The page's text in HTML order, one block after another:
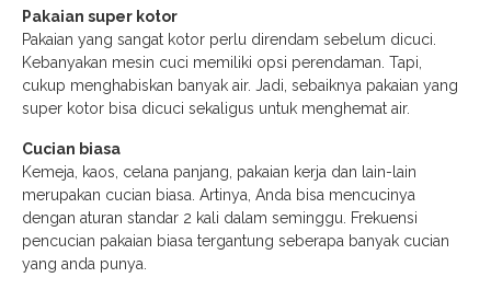
Pakaian super kotor
Pakaian yang sangat kotor perlu direndam sebelum dicuci.
Kebanyakan mesin cuci memiliki opsi perendaman. Tapi,
cukup menghabiskan banyak air. Jadi, sebaiknya pakaian yang
super kotor bisa dicuci sekaligus untuk menghemat air.
Cucian biasa
Kemeja, kaos, celana panjang, pakaian kerja dan lain-lain
merupakan cucian biasa. Artinya, Anda bisa mencucinya
dengan aturan standar 2 kali dalam seminggu. Frekuensi
pencucian pakaian biasa tergantung seberapa banyak cucian
yang anda punya.